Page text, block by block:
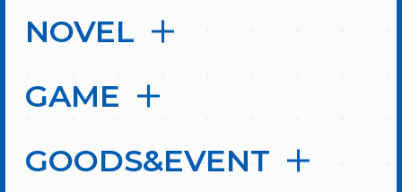
NOVEL
GAME
GOODS&EVENT